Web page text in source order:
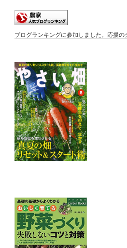
ブログランキングに参加しました。応援の